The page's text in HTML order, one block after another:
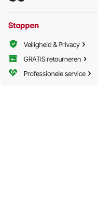
Stoppen
Veiligheid & Privacy
GRATIS retourneren
Professionele service